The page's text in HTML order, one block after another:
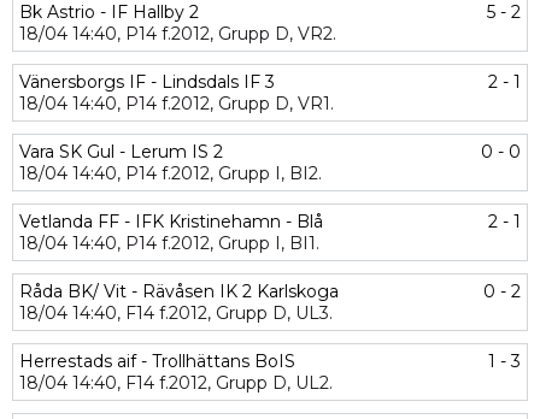
Bk Astrio - IF Hallby 2
5 - 2
18/04 14:40, P14 f.2012, Grupp D, VR2.
Vänersborgs IF - Lindsdals IF 3
2 - 1
18/04 14:40, P14 f.2012, Grupp D, VR1.
Vara SK Gul - Lerum IS 2
0 - 0
18/04 14:40, P14 f.2012, Grupp I, BI2.
Vetlanda FF - IFK Kristinehamn - Blå
2 - 1
18/04 14:40, P14 f.2012, Grupp I, BI1.
Råda BK/ Vit - Rävåsen IK 2 Karlskoga
0 - 2
18/04 14:40, F14 f.2012, Grupp D, UL3.
Herrestads aif - Trollhättans BoIS
1 - 3
18/04 14:40, F14 f.2012, Grupp D, UL2.